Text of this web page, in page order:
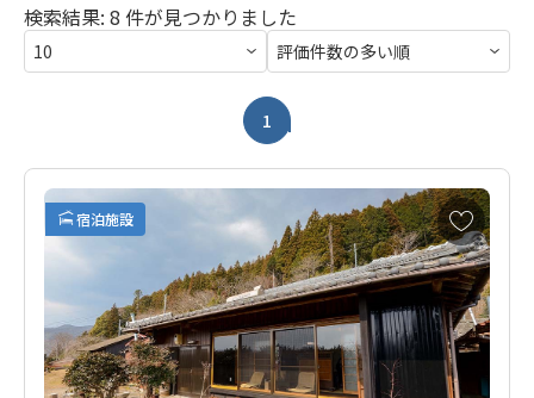
検索結果: 8 件が見つかりました
1
宿泊施設
お
気
に
入
り
に
追
加